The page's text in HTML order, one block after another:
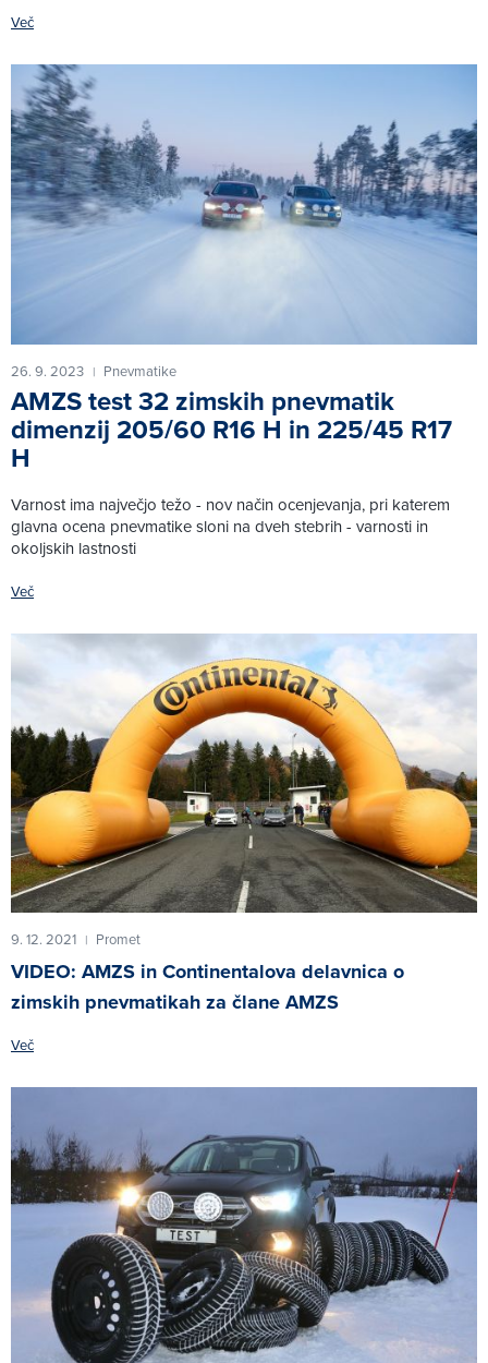
Več
26. 9. 2023 | Pnevmatike
AMZS test 32 zimskih pnevmatik
dimenzij 205/60 R16 H in 225/45 R17
H
Varnost ima največjo težo - nov način ocenjevanja, pri katerem
glavna ocena pnevmatike sloni na dveh stebrih - varnosti in
okoljskih lastnosti
Več
9. 12. 2021 | Promet
VIDEO: AMZS in Continentalova delavnica o
zimskih pnevmatikah za člane AMZS
Več